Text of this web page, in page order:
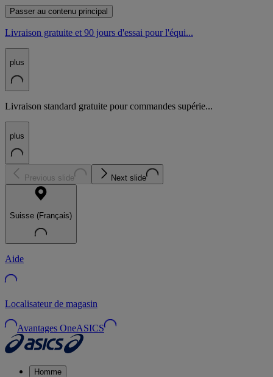
Passer au contenu principal
Livraison gratuite et 90 jours d'essai pour l'équi...
plus
Livraison standard gratuite pour commandes supérie...
plus
Previous slide Next slide
Suisse (Français)
Aide
Localisateur de magasin
Avantages OneASICS
Homme